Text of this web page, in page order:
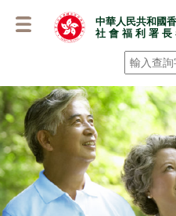
容
中華人民共和國
社 會 福 利 署 長
搜尋 *